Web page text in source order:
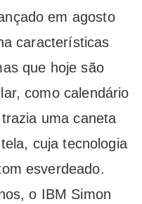
em agosto
características
que hoje são
como calendário
uma caneta
cuja tecnologia
esverdeado.
o IBM Simon